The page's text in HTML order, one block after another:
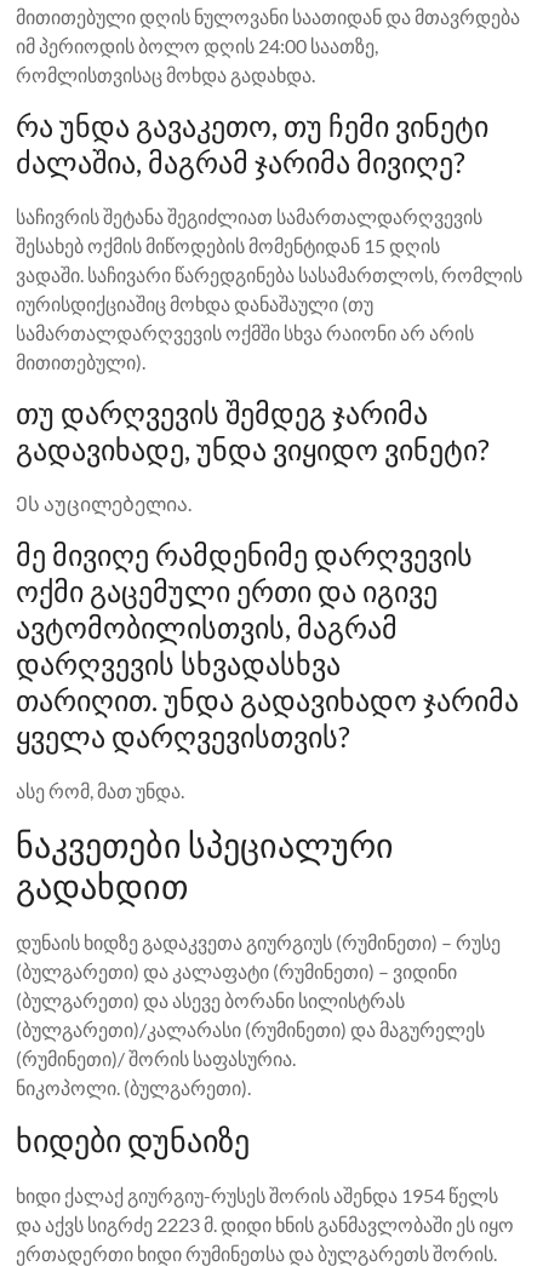
მითითებული დღის ნულოვანი საათიდან და მთავრდება
იმ პერიოდის ბოლო დღის 24:00 საათზე,
რომლისთვისაც მოხდა გადახდა.
რა უნდა გავაკეთო, თუ ჩემი ვინეტი
ძალაშია, მაგრამ ჯარიმა მივიღე?
საჩივრის შეტანა შეგიძლიათ სამართალდარღვევის
შესახებ ოქმის მიწოდების მომენტიდან 15 დღის
ვადაში. საჩივარი წარედგინება სასამართლოს, რომლის
იურისდიქციაშიც მოხდა დანაშაული (თუ
სამართალდარღვევის ოქმში სხვა რაიონი არ არის
მითითებული).
თუ დარღვევის შემდეგ ჯარიმა
გადავიხადე, უნდა ვიყიდო ვინეტი?
Ეს აუცილებელია.
მე მივიღე რამდენიმე დარღვევის
ოქმი გაცემული ერთი და იგივე
ავტომობილისთვის, მაგრამ
დარღვევის სხვადასხვა
თარიღით. უნდა გადავიხადო ჯარიმა
ყველა დარღვევისთვის?
ასე რომ, მათ უნდა.
ნაკვეთები სპეციალური
გადახდით
დუნაის ხიდზე გადაკვეთა გიურგიუს (რუმინეთი) – რუსე
(ბულგარეთი) და კალაფატი (რუმინეთი) – ვიდინი
(ბულგარეთი) და ასევე ბორანი სილისტრას
(ბულგარეთი)/კალარასი (რუმინეთი) და მაგურელეს
(რუმინეთი)/ შორის საფასურია.
ნიკოპოლი. (ბულგარეთი).
ხიდები დუნაიზე
ხიდი ქალაქ გიურგიუ-რუსეს შორის აშენდა 1954 წელს
და აქვს სიგრძე 2223 მ. დიდი ხნის განმავლობაში ეს იყო
ერთადერთი ხიდი რუმინეთსა და ბულგარეთს შორის.